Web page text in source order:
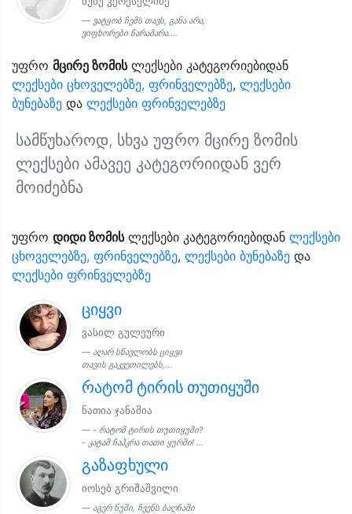
ვატყობ ჩემს თავს, განა არა,
ვიფხორები წარამარა....
უფრო მცირე ზომისლექსები კატეგორიებიდან
ლექსები ცხოველებზე, ფრინველებზე, ლექსები
ბუნებაზე და ლექსები ფრინველებზე
სამწუხაროდ, სხვა უფრო მცირე ზომის
ლექსები ამავეე კატეგორიიდან ვერ
მოიძებნა
უფრო დიდი ზომისლექსები კატეგორიებიდან ლექსები
ცხოველებზე, ფრინველებზე, ლექსები ბუნებაზე და
ლექსები ფრინველებზე
ციყვი
ვასილ გულეური
აღარ სწავლობს ციყვი
თავის გაკვეთილებს,...
რატომ ტირის თუთიყუში
ნათია ჯანაშია
- რატომ ტირის თუთიყუში?
- კატამ ჩაჰკრა თათი ყურში! ...
გაზაფხული
იოსებ გრიშაშვილი
აგერ ნუში, ჩვენს ბაღჩაში